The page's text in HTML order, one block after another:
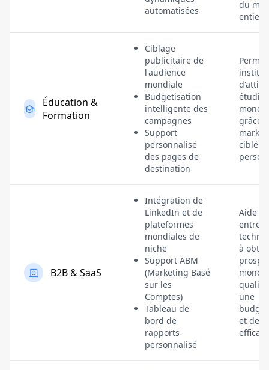
automatisées
du
entier.
Éducation &
Formation
Ciblage
publicitaire de
l'audience
mondiale
Budgetisation
intelligente des
campagnes
Support
personnalisé
des pages de
destination
grâce
ciblé et
B2B & SaaS
Intégration de
LinkedIn et de
plateformes
mondiales de
niche
Support ABM
(Marketing Basé
sur les
Comptes)
Tableau de
bord de
rapports
personnalisé
Aide
à
qualité
une
et des